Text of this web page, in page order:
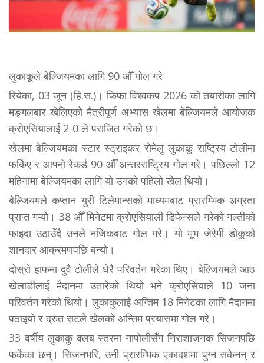
लुकाकूले बेल्जियमका लागि 90 औँ गोल गरे
रियेका, 03 जून (हि.स.)। फिफा विश्वकप 2026 को तयारीका लागि
मङ्गलबार खेलिएको मैत्रीपूर्ण अभ्यास खेलमा बेल्जियमले आयोजक
क्रोएसियालाई 2-0 ले पराजित गरेको छ।
खेलमा बेल्जियमका स्टार स्ट्राइकर रोमेलु लुकाकू राष्ट्रिय टोलीमा
फर्किए र आफ्नो रेकर्ड 90 औँ अन्तरराष्ट्रिय गोल गरे। पछिल्लो 12
महिनामा बेल्जियमका लागि यो उनको पहिलो खेल थियो।
बेल्जियमले कप्तान युरी टिलेमान्सको माध्यमबाट प्रारम्भिक अग्रता
प्राप्त गऱ्यो। 38 औँ मिनेटमा क्रोएसियाली डिफेन्सले गरेको गल्तीको
फाइदा उठाउँदै उनले नजिकबाट गोल गरे। यो मूभ जेरेमी डोकूको
शानदार आक्रमणपछि बन्यो।
दोस्रो हाफमा दुवै टोलीले धेरै परिवर्तन गरेका थिए। बेल्जियमले आठ
खेलाडीलाई मैदानमा उतारेको थियो भने क्रोएसियाले 10 जना
परिवर्तन गरेको थियो। लुकाकुलाई अन्तिम 18 मिनेटका लागि मैदानमा
पठाइयो र द्रुत सटले खेलको अन्तिम प्रयासमा गोल गरे।
33 वर्षीय लुकाकु क्लब स्तरमा नापोलीसँग निराशाजनक सिजनपछि
फर्केका छन्। सिजनभरि, उनी प्रारम्भिक एकादशमा पुग्न सकेनन् र